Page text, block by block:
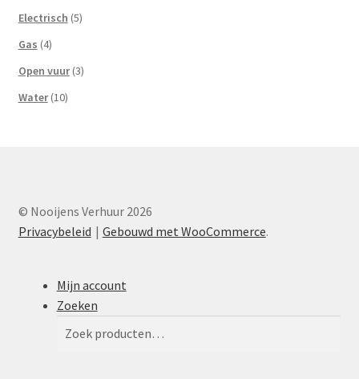
Electrisch (5)
Gas (4)
Open vuur (3)
Water (10)
© Nooijens Verhuur 2026
Privacybeleid
Gebouwd met WooCommerce.
Mijn account
Zoeken